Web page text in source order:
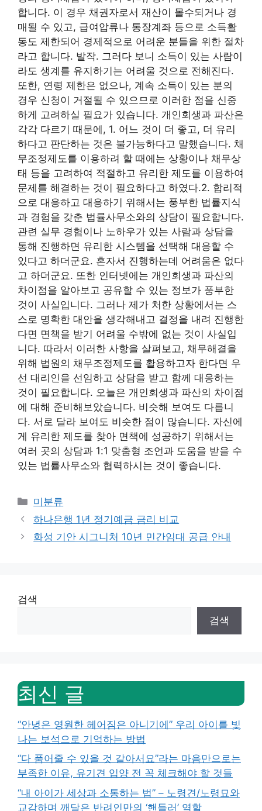
합니다. 이 경우 채권자로서 재산이 몰수되거나 경
매될 수 있고, 급여압류나 통장계좌 등으로 소득활
동도 제한되어 경제적으로 어려운 분들을 위한 절차
라고 합니다. 발작. 그러다 보니 소득이 있는 사람이
라도 생계를 유지하기는 어려울 것으로 전해진다.
또한, 연령 제한은 없으나, 계속 소득이 있는 분의
경우 신청이 거절될 수 있으므로 이러한 점을 신중
하게 고려하실 필요가 있습니다. 개인회생과 파산은
각각 다르기 때문에, 1. 어느 것이 더 좋고, 더 유리
하다고 판단하는 것은 불가능하다고 말했습니다. 채
무조정제도를 이용하려 할 때에는 상황이나 채무상
태 등을 고려하여 적절하고 유리한 제도를 이용하여
문제를 해결하는 것이 필요하다고 하였다.2. 합리적
으로 대응하고 대응하기 위해서는 풍부한 법률지식
과 경험을 갖춘 법률사무소와의 상담이 필요합니다.
관련 실무 경험이나 노하우가 있는 사람과 상담을
통해 진행하면 유리한 시스템을 선택해 대응할 수
있다고 하더군요. 혼자서 진행하는데 어려움은 없다
고 하더군요. 또한 인터넷에는 개인회생과 파산의
차이점을 알아보고 공유할 수 있는 정보가 풍부한
것이 사실입니다. 그러나 제가 처한 상황에서는 스
스로 명확한 대안을 생각해내고 결정을 내려 진행한
다면 면책을 받기 어려울 수밖에 없는 것이 사실입
니다. 따라서 이러한 사항을 살펴보고, 채무해결을
위해 법원의 채무조정제도를 활용하고자 한다면 우
선 대리인을 선임하고 상담을 받고 함께 대응하는
것이 필요합니다. 오늘은 개인회생과 파산의 차이점
에 대해 준비해보았습니다. 비슷해 보여도 다릅니
다. 서로 달라 보여도 비슷한 점이 많습니다. 자신에
게 유리한 제도를 찾아 면책에 성공하기 위해서는
여러 곳의 상담과 1:1 맞춤형 조언과 도움을 받을 수
있는 법률사무소와 협력하시는 것이 좋습니다.
Categories
미분류
하나은행 1년 정기예금 금리 비교
화성 기안 시그니처 10년 민간임대 공급 안내
검색
검색
최신 글
“안녕은 영원한 헤어짐은 아니기에” 우리 아이를 빛
나는 보석으로 기억하는 방법
“다 품어줄 수 있을 것 같아서요”라는 마음만으로는
부족한 이유, 유기견 입양 전 꼭 체크해야 할 것들
“내 아이가 세상과 소통하는 법” – 노령견/노령묘와
교감하며 깨달은 반려인만의 ‘핸들러’ 역할